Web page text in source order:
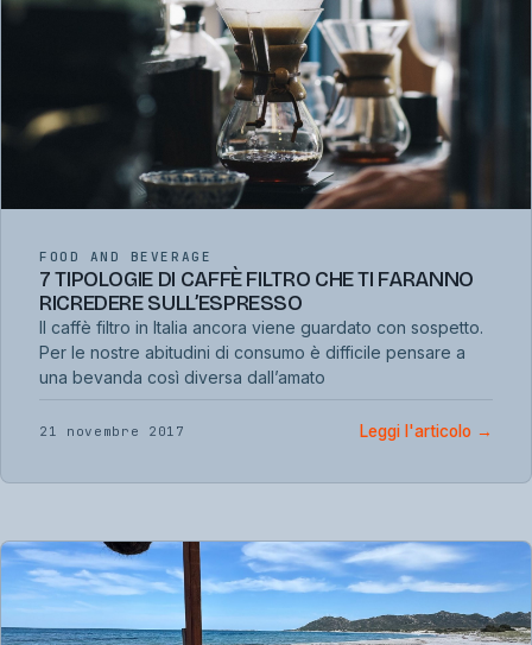
FOOD AND BEVERAGE
7 TIPOLOGIE DI CAFFÈ FILTRO CHE TI FARANNO
RICREDERE SULL’ESPRESSO
Il caffè filtro in Italia ancora viene guardato con sospetto.
Per le nostre abitudini di consumo è difficile pensare a
una bevanda così diversa dall’amato
21 novembre 2017 Leggi l'articolo →